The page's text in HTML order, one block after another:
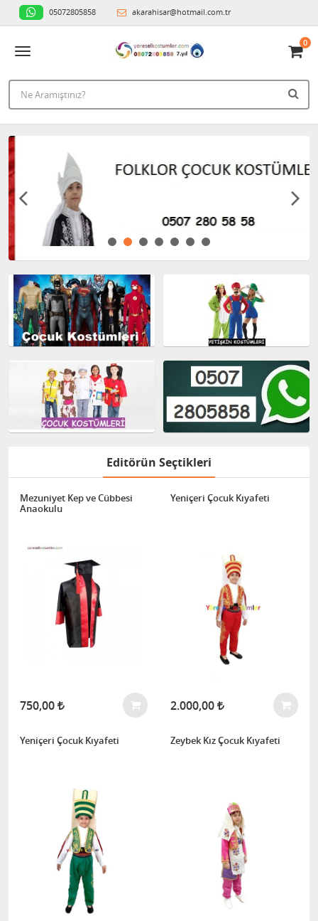
05072805858 akarahisar@hotmail.com.tr
0
Editörün Seçtikleri
Mezuniyet Kep ve Cübbesi
Anaokulu
750,00
Yeniçeri Çocuk Kıyafeti
2.000,00
Yeniçeri Çocuk Kıyafeti Zeybek Kız Çocuk Kıyafeti